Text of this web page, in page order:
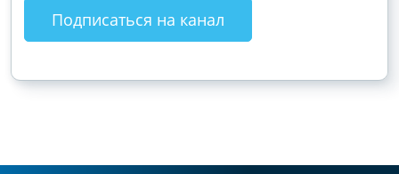
Подписаться на канал